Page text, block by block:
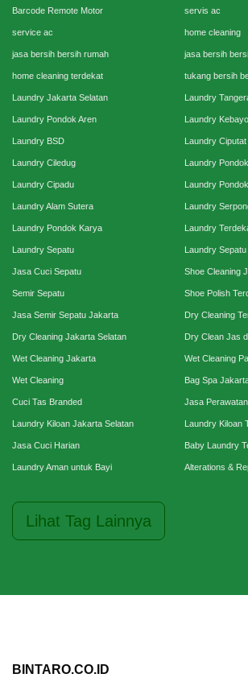
Barcode Remote Motor servis ac
service ac home cleaning
jasa bersih bersih rumah jasa bersih
home cleaning terdekat tukang bersih
Laundry Jakarta Selatan Laundry
Laundry Pondok Aren Laundry
Laundry BSD Laundry Ciputat
Laundry Ciledug Laundry
Laundry Cipadu Laundry
Laundry Alam Sutera Laundry
Laundry Pondok Karya Laundry
Laundry Sepatu Laundry
Jasa Cuci Sepatu Shoe Cleaning
Semir Sepatu Shoe Polish
Jasa Semir Sepatu Jakarta Dry Cleaning
Dry Cleaning Jakarta Selatan Dry Clean Jas
Wet Cleaning Jakarta Wet Cleaning
Wet Cleaning Bag Spa
Cuci Tas Branded Jasa
Laundry Kiloan Jakarta Selatan Laundry Kiloan
Jasa Cuci Harian Baby Laundry
Laundry Aman untuk Bayi Alterations &
Lihat Tag Lainnya
BINTARO.CO.ID